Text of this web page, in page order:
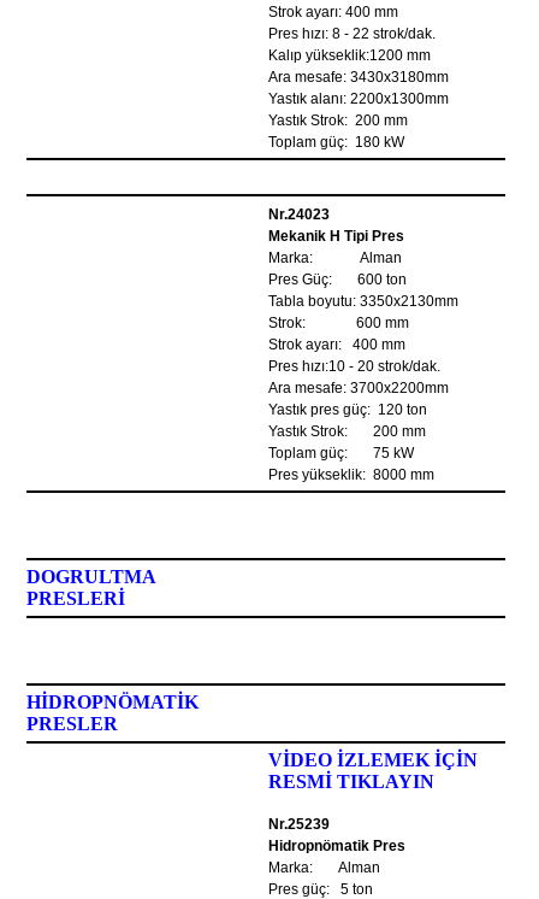
Strok ayarı: 400 mm
Pres hızı: 8 - 22 strok/dak.
Kalıp yükseklik:1200 mm
Ara mesafe: 3430x3180mm
Yastık alanı: 2200x1300mm
Yastık Strok: 200 mm
Toplam güç: 180 kW
Nr.24023
Mekanik H Tipi Pres
Marka: Alman
Pres Güç: 600 ton
Tabla boyutu: 3350x2130mm
Strok: 600 mm
Strok ayarı: 400 mm
Pres hızı:10 - 20 strok/dak.
Ara mesafe: 3700x2200mm
Yastık pres güç: 120 ton
Yastık Strok: 200 mm
Toplam güç: 75 kW
Pres yükseklik: 8000 mm
DOGRULTMA
PRESLERİ
HİDROPNÖMATİK
PRESLER
VİDEO İZLEMEK İÇİN
RESMİ TIKLAYIN
Nr.25239
Hidropnömatik Pres
Marka: Alman
Pres güç: 5 ton